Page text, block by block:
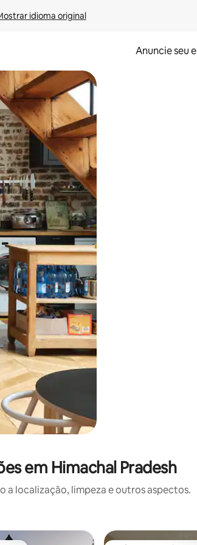
idioma original
Anuncie seu
tocando e deslizando o dedo na tela.
em Himachal Pradesh
a localização, limpeza e outros aspectos.